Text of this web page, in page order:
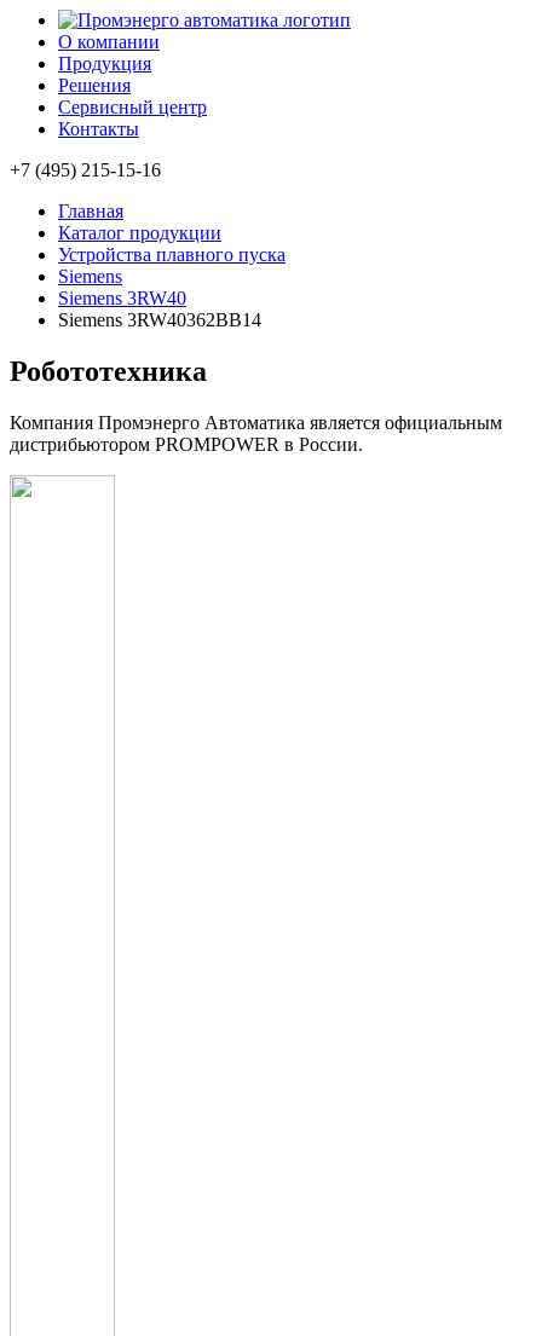
О компании
Продукция
Решения
Сервисный центр
Контакты
+7 (495) 215-15-16
Главная
Каталог продукции
Устройства плавного пуска
Siemens
Siemens 3RW40
Siemens 3RW40362BB14
Робототехника
Компания Промэнерго Автоматика является официальным
дистрибьютором PROMPOWER в России.